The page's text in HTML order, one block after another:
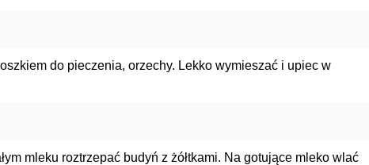
do pieczenia, orzechy. Lekko wymieszać i upiec w
mleku roztrzepać budyń z żółtkami. Na gotujące mleko wlać